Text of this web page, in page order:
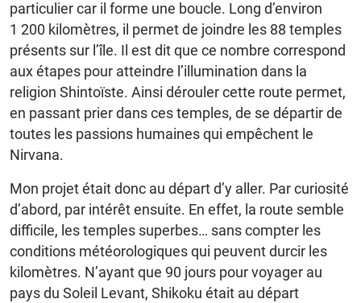
particulier car il forme une boucle. Long d’environ
1 200 kilomètres, il permet de joindre les 88 temples
présents sur l’île. Il est dit que ce nombre correspond
aux étapes pour atteindre l’illumination dans la
religion Shintoïste. Ainsi dérouler cette route permet,
en passant prier dans ces temples, de se départir de
toutes les passions humaines qui empêchent le
Nirvana.
Mon projet était donc au départ d’y aller. Par curiosité
d’abord, par intérêt ensuite. En effet, la route semble
difficile, les temples superbes… sans compter les
conditions météorologiques qui peuvent durcir les
kilomètres. N’ayant que 90 jours pour voyager au
pays du Soleil Levant, Shikoku était au départ